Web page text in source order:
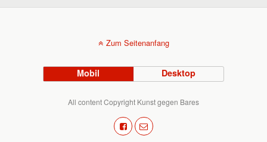
Zum Seitenanfang
Mobil Desktop
All content Copyright Kunst gegen Bares